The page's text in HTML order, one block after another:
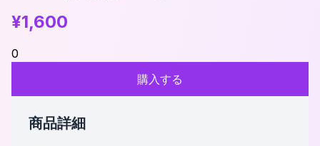
¥1,600
0
購入する
商品詳細